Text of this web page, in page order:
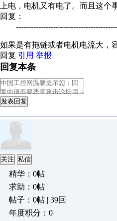
上电，电机又有电了。而且这
回复：
如果是有拖链或者电机电流大，
回复 引用 举报
回复本条
发表回复
关注 私信
精华：0帖
求助：0帖
帖子：0帖 | 39回
年度积分：0